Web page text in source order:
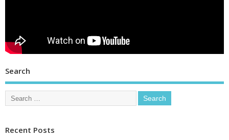
Search
Recent Posts